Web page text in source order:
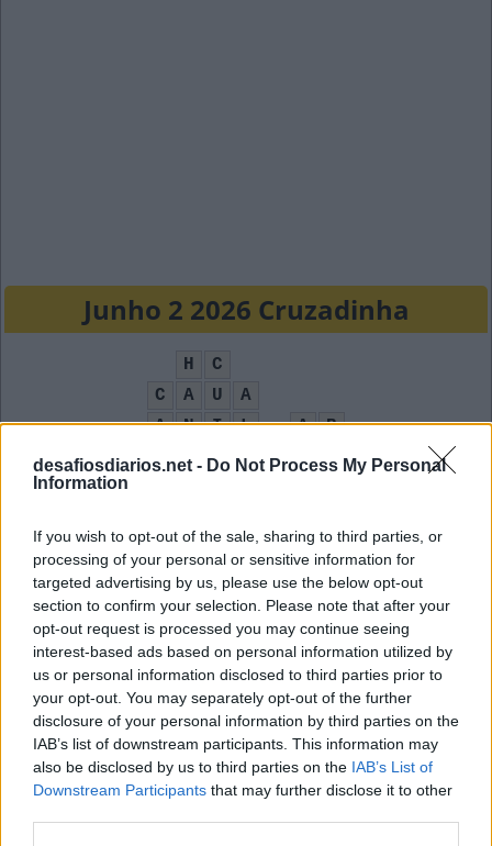
desafiosdiarios.net - Do Not Process My Personal
Information
If you wish to opt-out of the sale, sharing to third parties, or
processing of your personal or sensitive information for
targeted advertising by us, please use the below opt-out
section to confirm your selection. Please note that after your
opt-out request is processed you may continue seeing
interest-based ads based on personal information utilized by
us or personal information disclosed to third parties prior to
your opt-out. You may separately opt-out of the further
disclosure of your personal information by third parties on the
IAB’s list of downstream participants. This information may
also be disclosed by us to third parties on the IAB’s List of
Downstream Participants that may further disclose it to other
Junho 2 2026 Cruzadinha
H
C
C
A U
A
A
N I L A
B
B
O A B O C
A
O
Cumprimento:
O
I
Rio na fronteira entre a Europa e a Ásia:
U
R A
L
Vasilha em que se prepara o mate ou chimarrão:
C
U I
A